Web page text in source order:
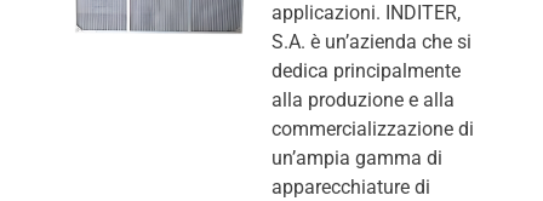
applicazioni. INDITER,
S.A. è un’azienda che si
dedica principalmente
alla produzione e alla
commercializzazione di
un’ampia gamma di
apparecchiature di